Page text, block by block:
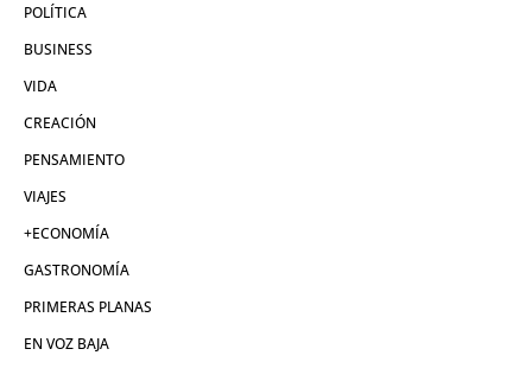
POLÍTICA
BUSINESS
VIDA
CREACIÓN
PENSAMIENTO
VIAJES
+ECONOMÍA
GASTRONOMÍA
PRIMERAS PLANAS
EN VOZ BAJA